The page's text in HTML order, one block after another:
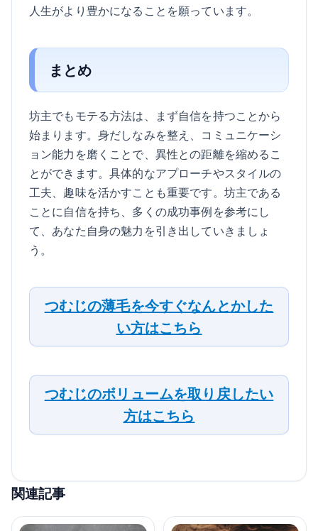
人生がより豊かになることを願っています。
まとめ
坊主でもモテる方法は、まず自信を持つことから
始まります。身だしなみを整え、コミュニケーシ
ョン能力を磨くことで、異性との距離を縮めるこ
とができます。具体的なアプローチやスタイルの
工夫、趣味を活かすことも重要です。坊主である
ことに自信を持ち、多くの成功事例を参考にし
て、あなた自身の魅力を引き出していきましょ
う。
つむじの薄毛を今すぐなんとかした
い方はこちら
つむじのボリュームを取り戻したい
方はこちら
関連記事